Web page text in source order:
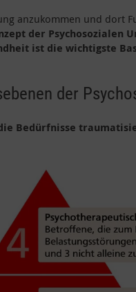
anzukommen und dort
der
ist die wichtigste
der
Bedürfnisse